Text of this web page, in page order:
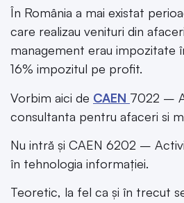
În România a mai existat
care realizau venituri din
management erau impozitate
16% impozitul pe profit.
Vorbim aici de CAEN 7022 –
consultanta pentru afaceri si
Nu intră și CAEN 6202 –
în tehnologia informației.
Teoretic, la fel ca și în trecut